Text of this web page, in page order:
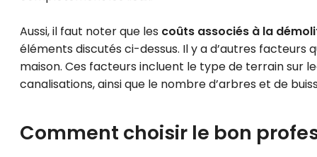
Aussi, il faut noter que les coûts associés à la
éléments discutés ci-dessus. Il y a d’autres
maison. Ces facteurs incluent le type de terrain sur
canalisations, ainsi que le nombre d’arbres et de
Comment choisir le bon